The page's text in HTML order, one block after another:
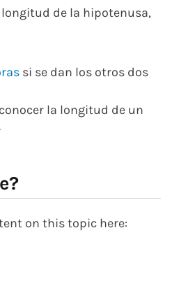
de la hipotenusa,
si se dan los otros dos
la longitud de un
on this topic here: